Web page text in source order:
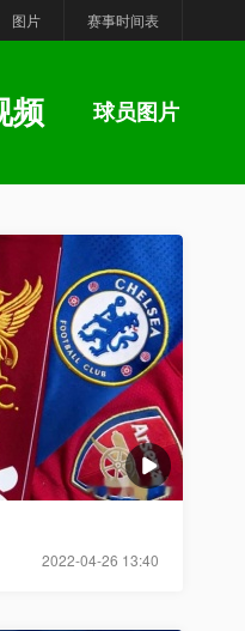
图片 赛事时间表
频 球员图片
2022-04-26 13:40